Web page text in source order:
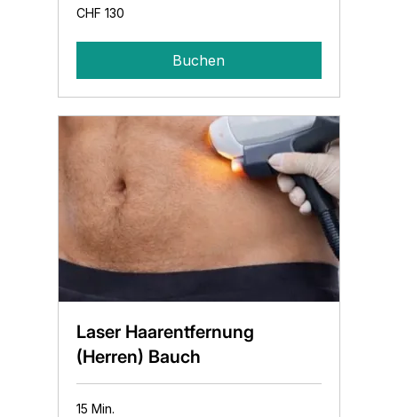
130
Schweizer
CHF 130
Buchen
Laser Haarentfernung
(Herren) Bauch
15 Min.